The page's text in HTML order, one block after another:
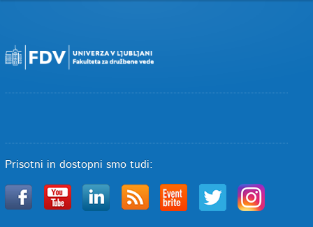
Prisotni in dostopni smo tudi: